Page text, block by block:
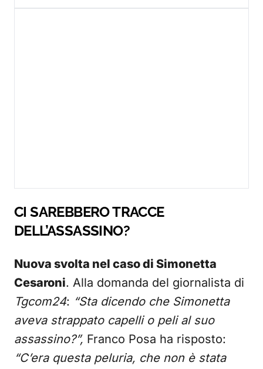
CI SAREBBERO TRACCE
DELL’ASSASSINO?
Nuova svolta nel caso di Simonetta
Cesaroni. Alla domanda del giornalista di
Tgcom24: “Sta dicendo che Simonetta
aveva strappato capelli o peli al suo
assassino?”, Franco Posa ha risposto:
“C’era questa peluria, che non è stata